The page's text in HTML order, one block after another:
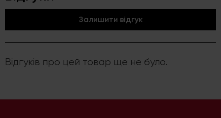
Залишити відгук
Відгуків про цей товар ще не було.